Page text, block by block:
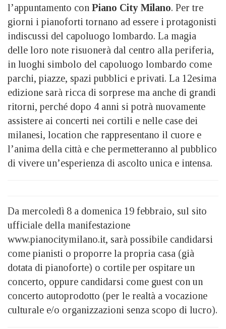
l’appuntamento con Piano City Milano. Per tre
giorni i pianoforti tornano ad essere i protagonisti
indiscussi del capoluogo lombardo. La magia
delle loro note risuonerà dal centro alla periferia,
in luoghi simbolo del capoluogo lombardo come
parchi, piazze, spazi pubblici e privati. La 12esima
edizione sarà ricca di sorprese ma anche di grandi
ritorni, perché dopo 4 anni si potrà nuovamente
assistere ai concerti nei cortili e nelle case dei
milanesi, location che rappresentano il cuore e
l’anima della città e che permetteranno al pubblico
di vivere un’esperienza di ascolto unica e intensa.
Da mercoledì 8 a domenica 19 febbraio, sul sito
ufficiale della manifestazione
www.pianocitymilano.it, sarà possibile candidarsi
come pianisti o proporre la propria casa (già
dotata di pianoforte) o cortile per ospitare un
concerto, oppure candidarsi come guest con un
concerto autoprodotto (per le realtà a vocazione
culturale e/o organizzazioni senza scopo di lucro).